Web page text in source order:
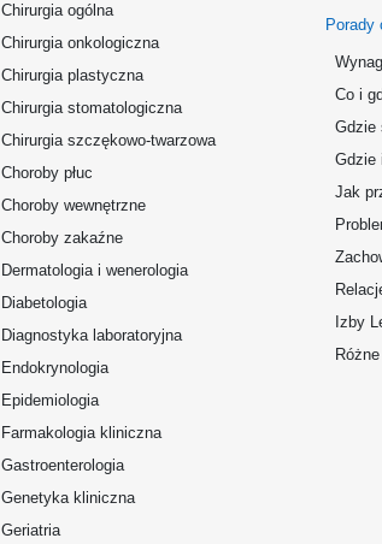
Chirurgia ogólna
Chirurgia onkologiczna
Chirurgia plastyczna
Chirurgia stomatologiczna
Chirurgia szczękowo-twarzowa
Choroby płuc
Choroby wewnętrzne
Choroby zakaźne
Dermatologia i wenerologia
Diabetologia
Diagnostyka laboratoryjna
Endokrynologia
Epidemiologia
Farmakologia kliniczna
Gastroenterologia
Genetyka kliniczna
Geriatria
Porady
Co i
Gdzie
Gdzie
Jak
Izby